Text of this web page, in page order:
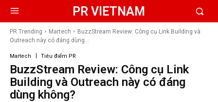
PR VIETNAM
PR Trending Martech
BuzzStream Review: Công cụ Link Building và
Outreach này có đáng dùng...
Martech Tiêu điểm PR
BuzzStream Review: Công cụ Link
Building và Outreach này có đáng
dùng không?